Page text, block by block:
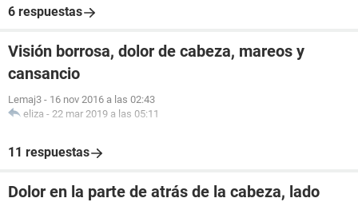
6 respuestas
Visión borrosa, dolor de cabeza, mareos y
cansancio
Lemaj3 - 16 nov 2016 a las 02:43
eliza - 22 mar 2019 a las 05:11
11 respuestas
Dolor en la parte de atrás de la cabeza, lado